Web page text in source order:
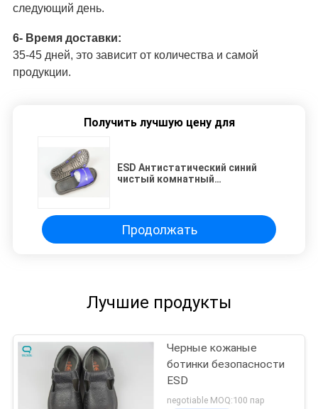
следующий день.
6- Время доставки:
35-45 дней, это зависит от количества и самой
продукции.
Получить лучшую цену для
ESD Антистатический синий
чистый комнатный
Продолжать
Лучшие продукты
Черные кожаные
ботинки безопасности
ESD
negotiable MOQ:100 пар